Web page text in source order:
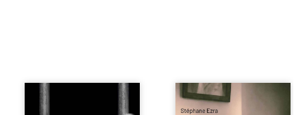
« Une nuit suffit
parfois pour briser
Les vies de
Nathan est un